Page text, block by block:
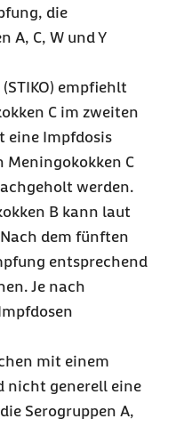
die
A, C, W und Y
empfiehlt
C im zweiten
eine Impfdosis
Meningokokken C
werden.
B kann laut
dem fünften
entsprechend
Je nach
mit einem
nicht generell eine
Serogruppen A,